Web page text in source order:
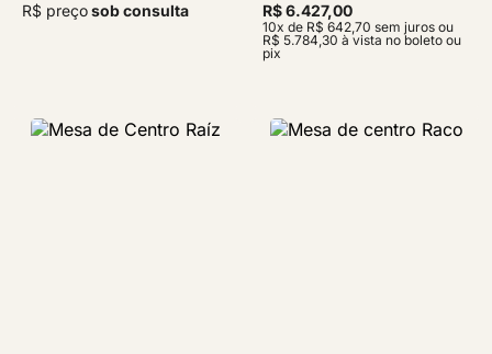
R$ preçosob consulta R$ 6.427,00
10x de R$ 642,70 sem juros ou
R$ 5.784,30 à vista no boleto ou
pix